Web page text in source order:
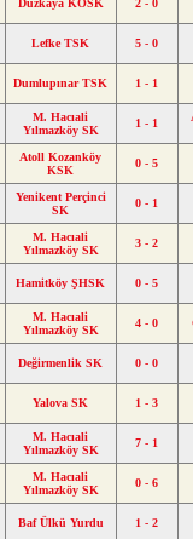
Düzkaya KOSK 2 - 0
Lefke TSK 5 - 0
Dumlupınar TSK 1 - 1
M. Hacıali
Yılmazköy SK
1 - 1
Atoll Kozanköy
KSK
0 - 5
Yenikent Perçinci
SK
0 - 1
M. Hacıali
Yılmazköy SK
3 - 2
Hamitköy ŞHSK 0 - 5
M. Hacıali
Yılmazköy SK
4 - 0
Değirmenlik SK 0 - 0
Yalova SK 1 - 3
M. Hacıali
Yılmazköy SK
7 - 1
M. Hacıali
Yılmazköy SK
0 - 6
Baf Ülkü Yurdu 1 - 2